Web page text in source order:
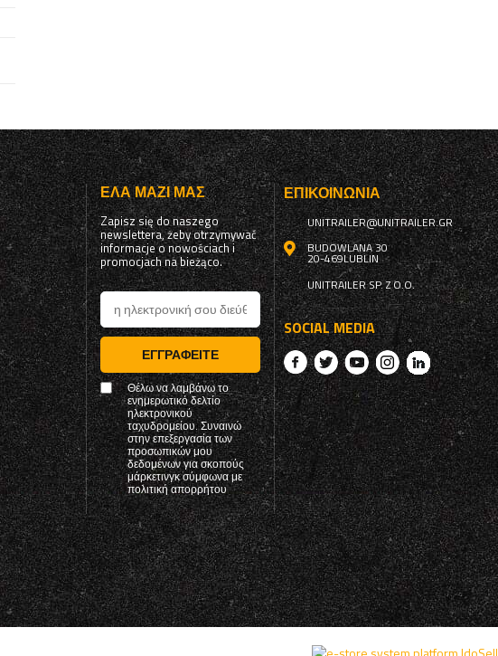
ΈΛΑ ΜΑΖΊ ΜΑΣ
Zapisz się do naszego
newslettera, żeby otrzymywać
informacje o nowościach i
promocjach na bieżąco.
ΕΓΓΡΑΦΕΊΤΕ
Θέλω να λαμβάνω το
ενημερωτικό δελτίο
ηλεκτρονικού
ταχυδρομείου. Συναινώ
στην επεξεργασία των
προσωπικών μου
δεδομένων για σκοπούς
μάρκετινγκ σύμφωνα με
πολιτική απορρήτου
ΕΠΙΚΟΙΝΩΝΊΑ
UNITRAILER@UNITRAILER.GR
BUDOWLANA 30
20-469LUBLIN
UNITRAILER SP. Z O.O.
SOCIAL MEDIA